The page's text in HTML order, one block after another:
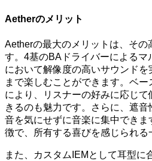
Aetherのメリット
Aetherの最大のメリットは、そ
す。4基のBAドライバーによるマ
において解像度の高いサウンド
まで楽しむことができます。ベ
により、リスナーの好みに応じ
きるのも魅力です。さらに、遮
音を気にせずに音楽に集中でき
徴で、所有する喜びを感じられる
また、カスタムIEMとして耳型に